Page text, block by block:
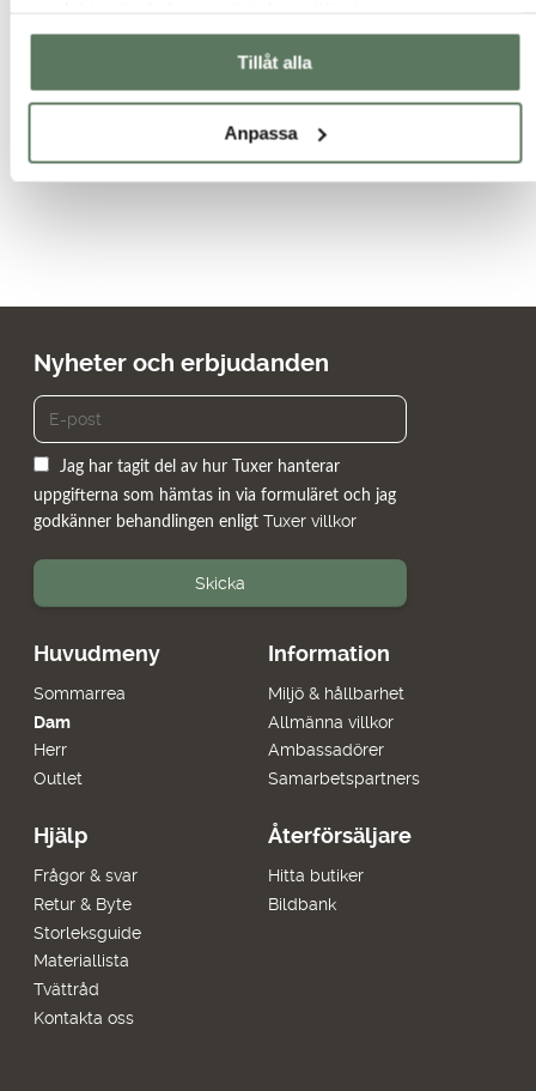
Tillåt alla
Anpassa
storlekar, från XS-5XL. Behöver du en stilren lättviktsjacka till
dam i stora storlekar eller en skaljacka till vandringen i stora
storlekar har vi allt för dina behov.
Huvudmeny
Sommarrea
Dam
Herr
Outlet
Information
Miljö & hållbarhet
Allmänna villkor
Ambassadörer
Samarbetspartners
Hjälp
Frågor & svar
Retur & Byte
Storleksguide
Materiallista
Tvättråd
Kontakta oss
Återförsäljare
Hitta butiker
Bildbank
Nyheter och erbjudanden
Jag har tagit del av hur Tuxer hanterar
uppgifterna som hämtas in via formuläret och jag
godkänner behandlingen enligt Tuxer villkor
Skicka